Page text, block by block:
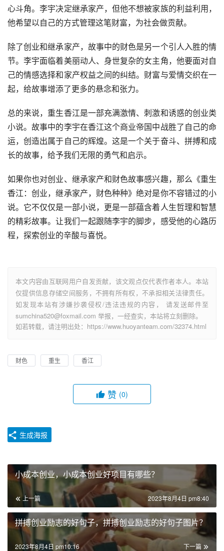
心斗角。李宇决定继承家产，但他不想被家族的利益利用，
他希望以自己的方式管理这笔财富，为社会做贡献。
除了创业和继承家产，故事中的财色是另一个引人入胜的情
节。李宇面临着美丽动人、身世复杂的女主角，他要面对自
己的情感选择和家产权益之间的纠结。财富与爱情交织在一
起，给故事增添了更多的悬念和张力。
总的来说，重生香江是一部充满激情、刺激和诱惑的创业类
小说。故事中的李宇在香江这个商业帝国中战胜了自己的命
运，创造出属于自己的辉煌。这是一个关于奋斗、拼搏和成
长的故事，给予我们无限的勇气和启示。
如果你也对创业、继承家产和财色故事感兴趣，那么《重生
香江：创业，继承家产，财色种种》绝对是你不容错过的小
说。它不仅仅是一部小说，更是一部蕴含着人生哲理和智慧
的精彩故事。让我们一起跟随李宇的脚步，感受他的心路历
程，探索创业的辛酸与喜悦。
本文内容由互联网用户自发贡献，该文观点仅代表作者本人。本站
仅提供信息存储空间服务，不拥有所有权，不承担相关法律责任。
如发现本站有涉嫌抄袭侵权/违法违规的内容， 请发送邮件至
sumchina520@foxmail.com 举报，一经查实，本站将立刻删除。
如若转载，请注明出处：https://www.huoyanteam.com/32374.html
财色 重生 香江
赞 (0)
生成海报
小成本创业，小成本创业好项目有哪些？
上一篇 2023年8月4日 pm8:40
拼搏创业励志的好句子，拼搏创业励志的好句子图片？
下一篇
2023年8月4日 pm10:16